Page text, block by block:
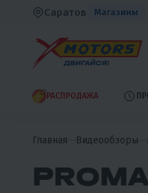
Саратов Магазины
РАСПРОДАЖА
Главная Видеообзоры